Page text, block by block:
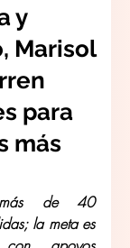
y
Marisol
para
más
de 40
la meta es